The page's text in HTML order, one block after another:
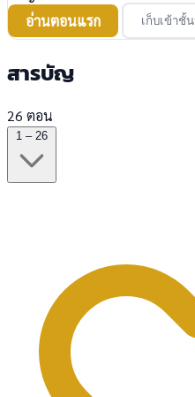
อ่านตอนแรก
เก็บเข้าชั้
สารบัญ
26 ตอน
1 – 26